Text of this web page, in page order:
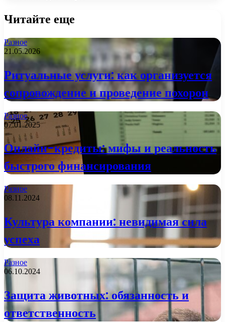
Читайте еще
Разное
21.05.2026
Ритуальные услуги: как организуется
сопровождение и проведение похорон
Разное
07.01.2025
Онлайн-кредиты: мифы и реальность
быстрого финансирования
Разное
08.11.2024
Культура компании: невидимая сила
успеха
Разное
06.10.2024
Защита животных: обязанность и
ответственность